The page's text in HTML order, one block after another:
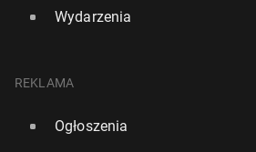
Wydarzenia
REKLAMA
Ogłoszenia